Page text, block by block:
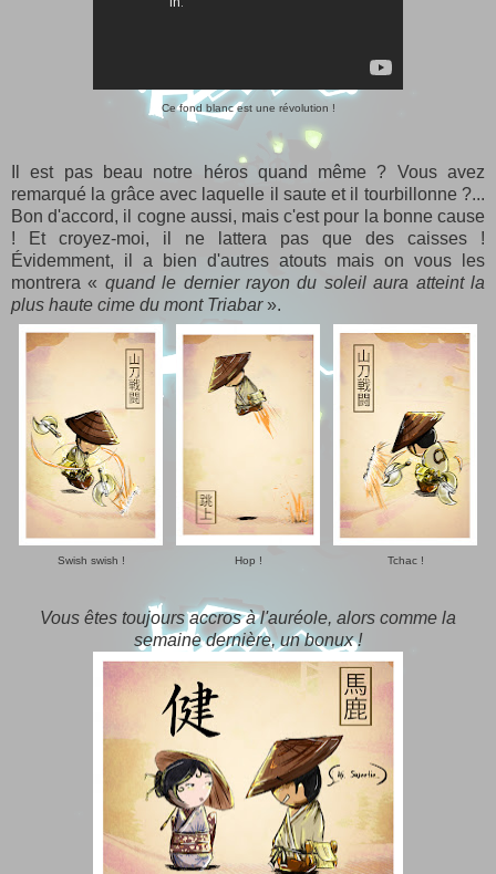
Ce fond blanc est une révolution !
Il est pas beau notre héros quand même ? Vous avez
remarqué la grâce avec laquelle il saute et il tourbillonne ?...
Bon d'accord, il cogne aussi, mais c'est pour la bonne cause
! Et croyez-moi, il ne lattera pas que des caisses !
Évidemment, il a bien d'autres atouts mais on vous les
montrera « quand le dernier rayon du soleil aura atteint la
plus haute cime du mont Triabar».
Swish swish ! Hop ! Tchac !
Vous êtes toujours accros à l'auréole, alors comme la
semaine dernière, un bonux !